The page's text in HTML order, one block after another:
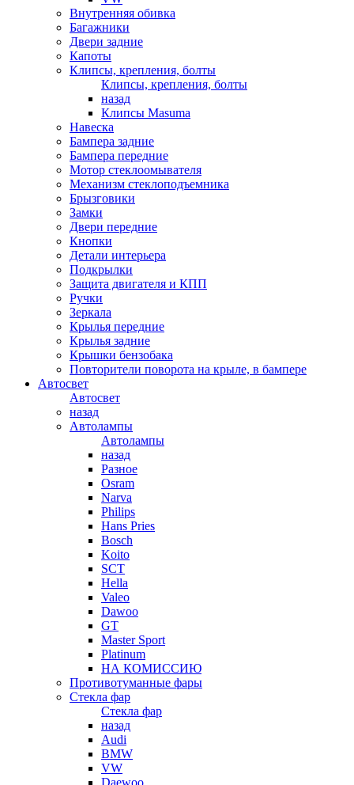
Внутренняя обивка
Багажники
Двери задние
Капоты
Клипсы, крепления, болты
Клипсы, крепления, болты
назад
Клипсы Masuma
Навеска
Бампера задние
Бампера передние
Мотор стеклоомывателя
Механизм стеклоподъемника
Брызговики
Замки
Двери передние
Кнопки
Детали интерьера
Подкрылки
Защита двигателя и КПП
Ручки
Зеркала
Крылья передние
Крылья задние
Крышки бензобака
Повторители поворота на крыле, в бампере
Автосвет
Автосвет
назад
Автолампы
Автолампы
назад
Разное
Osram
Narva
Philips
Hans Pries
Bosch
Koito
SCT
Hella
Valeo
Dawoo
GT
Master Sport
Platinum
НА КОМИССИЮ
Противотуманные фары
Стекла фар
Стекла фар
назад
Audi
BMW
VW
Daewoo